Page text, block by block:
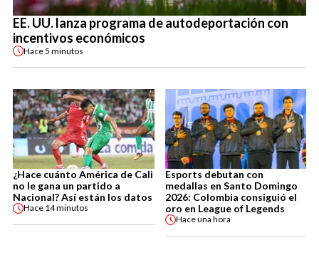
EE. UU. lanza programa de autodeportación con
incentivos económicos
Hace5 minutos
¿Hace cuánto América de Cali
no le gana un partido a
Nacional? Así están los datos
Hace 14 minutos
Esports debutan con
medallas en Santo Domingo
2026: Colombia consiguió el
oro en League of Legends
Haceuna hora